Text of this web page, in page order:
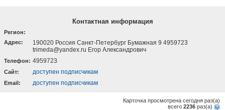
Контактная информация
Регион:
Адрес:
190020 Россия Санкт-Петербург Бумажная 9 4959723
trimeda@yandex.ru Егор Александрович
Телефон: 4959723
Cайт: доступен подписчикам
Email: доступен подписчикам
Карточка просмотрена сегодня раз(a)
всего 2236 раз(a)